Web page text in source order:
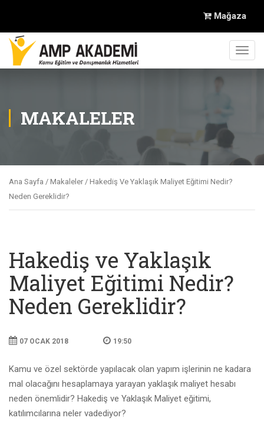
Mağaza
MAKALELER
Ana Sayfa / Makaleler / Hakediş Ve Yaklaşık Maliyet Eğitimi Nedir?
Neden Gereklidir?
Hakediş ve Yaklaşık
Maliyet Eğitimi Nedir?
Neden Gereklidir?
07 OCAK 2018 19:50
Kamu ve özel sektörde yapılacak olan yapım işlerinin ne kadara
mal olacağını hesaplamaya yarayan yaklaşık maliyet hesabı
neden önemlidir? Hakediş ve Yaklaşık Maliyet eğitimi,
katılımcılarına neler vadediyor?